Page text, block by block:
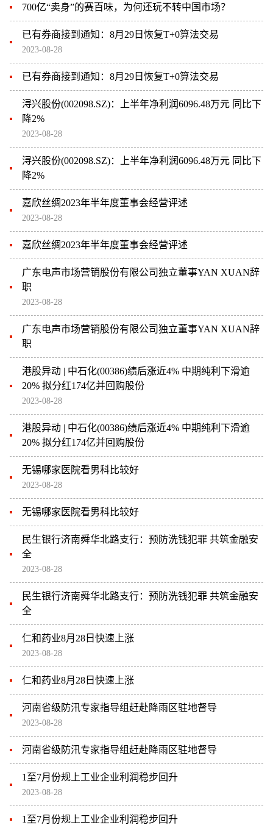
700亿“卖身”的赛百味，为何还玩不转中国市场？
已有券商接到通知：8月29日恢复T+0算法交易
2023-08-28
已有券商接到通知：8月29日恢复T+0算法交易
浔兴股份(002098.SZ)：上半年净利润6096.48万元 同比下
降2%
2023-08-28
浔兴股份(002098.SZ)：上半年净利润6096.48万元 同比下
降2%
嘉欣丝绸2023年半年度董事会经营评述
2023-08-28
嘉欣丝绸2023年半年度董事会经营评述
广东电声市场营销股份有限公司独立董事YAN XUAN辞
职
2023-08-28
广东电声市场营销股份有限公司独立董事YAN XUAN辞
职
港股异动 | 中石化(00386)绩后涨近4% 中期纯利下滑逾
20% 拟分红174亿并回购股份
2023-08-28
港股异动 | 中石化(00386)绩后涨近4% 中期纯利下滑逾
20% 拟分红174亿并回购股份
无锡哪家医院看男科比较好
2023-08-28
无锡哪家医院看男科比较好
民生银行济南舜华北路支行：预防洗钱犯罪 共筑金融安
全
2023-08-28
民生银行济南舜华北路支行：预防洗钱犯罪 共筑金融安
全
仁和药业8月28日快速上涨
2023-08-28
仁和药业8月28日快速上涨
河南省级防汛专家指导组赶赴降雨区驻地督导
2023-08-28
河南省级防汛专家指导组赶赴降雨区驻地督导
1至7月份规上工业企业利润稳步回升
2023-08-28
1至7月份规上工业企业利润稳步回升